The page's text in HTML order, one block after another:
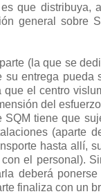
que distribuya,
general sobre
(la que se
su entrega pueda
que el centro
del
SQM tiene que
(aparte
hasta allí,
el personal).
deberá
finaliza con un